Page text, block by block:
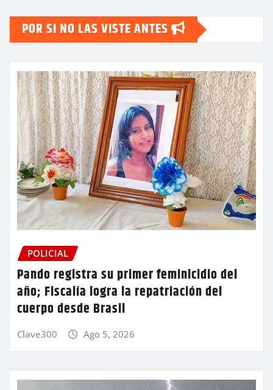
POR SI NO LAS VISTE ANTES
POLICIAL
Pando registra su primer feminicidio del
año; Fiscalía logra la repatriación del
cuerpo desde Brasil
Clave300 Ago 5, 2026